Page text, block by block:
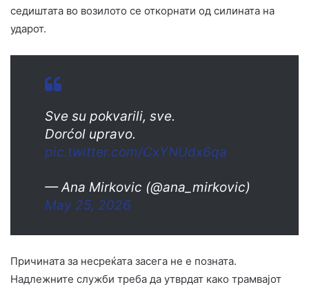
седиштата во возилото се откорнати од силината на
ударот.
Sve su pokvarili, sve.
Dorćol upravo.
pic.twitter.com/CxYNUdx6qa
— Ana Mirkovic (@ana_mirkovic)
May 25, 2026
Причината за несреќата засега не е позната.
Надлежните служби треба да утврдат како трамвајот